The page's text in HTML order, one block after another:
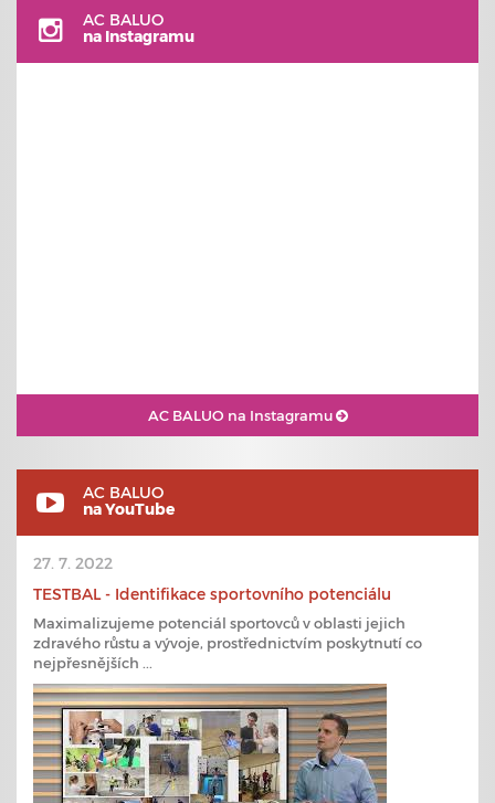
AC BALUO
na Instagramu
AC BALUO na Instagramu
AC BALUO
na YouTube
27. 7. 2022
TESTBAL - Identifikace sportovního potenciálu
Maximalizujeme potenciál sportovců v oblasti jejich
zdravého růstu a vývoje, prostřednictvím poskytnutí co
nejpřesnějších ...